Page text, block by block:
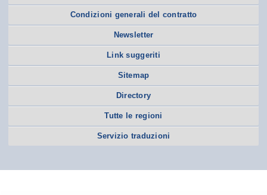
Condizioni generali del contratto
Newsletter
Link suggeriti
Sitemap
Directory
Tutte le regioni
Servizio traduzioni